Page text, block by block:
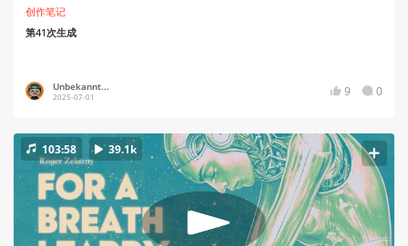
创作笔记
第41次生成
Unbekannt...
2025-07-01 9 0
103:58 39.1k